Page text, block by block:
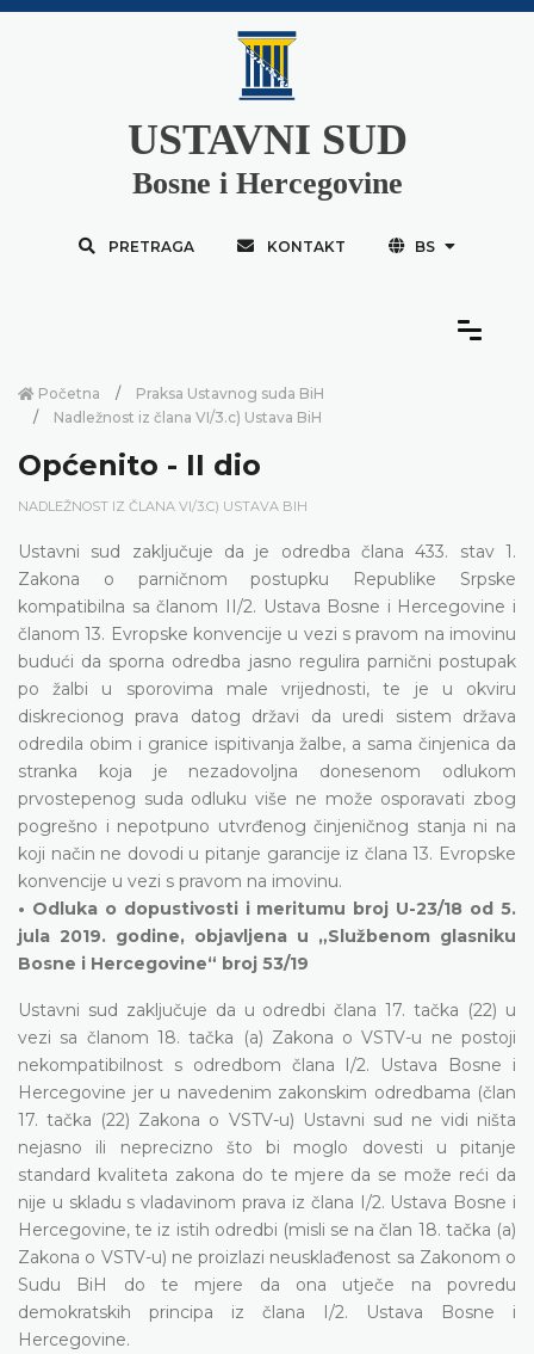
USTAVNI SUD
Bosne i Hercegovine
PRETRAGA KONTAKT BS
Početna
Praksa Ustavnog suda BiH
Nadležnost iz člana VI/3.c) Ustava BiH
Općenito - II dio
NADLEŽNOST IZ ČLANA VI/3.C) USTAVA BIH
Ustavni sud zaključuje da je odredba člana 433. stav 1.
Zakona o parničnom postupku Republike Srpske
kompatibilna sa članom II/2. Ustava Bosne i Hercegovine i
članom 13. Evropske konvencije u vezi s pravom na imovinu
budući da sporna odredba jasno regulira parnični postupak
po žalbi u sporovima male vrijednosti, te je u okviru
diskrecionog prava datog državi da uredi sistem država
odredila obim i granice ispitivanja žalbe, a sama činjenica da
stranka koja je nezadovoljna donesenom odlukom
prvostepenog suda odluku više ne može osporavati zbog
pogrešno i nepotpuno utvrđenog činjeničnog stanja ni na
koji način ne dovodi u pitanje garancije iz člana 13. Evropske
konvencije u vezi s pravom na imovinu.
• Odluka o dopustivosti i meritumu broj U-23/18 od 5.
jula 2019. godine, objavljena u „Službenom glasniku
Bosne i Hercegovine“ broj 53/19
Ustavni sud zaključuje da u odredbi člana 17. tačka (22) u
vezi sa članom 18. tačka (a) Zakona o VSTV-u ne postoji
nekompatibilnost s odredbom člana I/2. Ustava Bosne i
Hercegovine jer u navedenim zakonskim odredbama (član
17. tačka (22) Zakona o VSTV-u) Ustavni sud ne vidi ništa
nejasno ili neprecizno što bi moglo dovesti u pitanje
standard kvaliteta zakona do te mjere da se može reći da
nije u skladu s vladavinom prava iz člana I/2. Ustava Bosne i
Hercegovine, te iz istih odredbi (misli se na član 18. tačka (a)
Zakona o VSTV-u) ne proizlazi neusklađenost sa Zakonom o
Sudu BiH do te mjere da ona utječe na povredu
demokratskih principa iz člana I/2. Ustava Bosne i
Hercegovine.